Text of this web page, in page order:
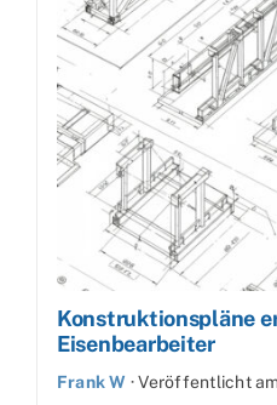
Konstruktionspläne
Eisenbearbeiter
Frank W ·Veröffentlicht